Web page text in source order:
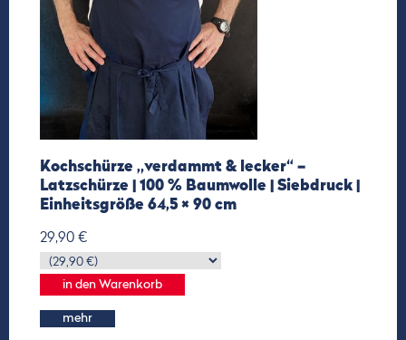
Kochschürze „verdammt & lecker“ –
Latzschürze | 100 % Baumwolle | Siebdruck |
Einheitsgröße 64,5 × 90 cm
29,90 €
mehr